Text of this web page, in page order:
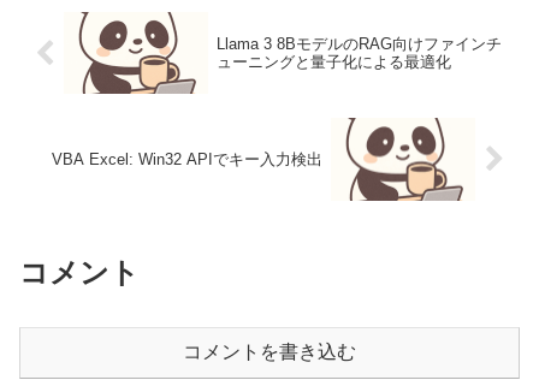
Llama 3 8BモデルのRAG向けファインチ
ューニングと量子化による最適化
VBA Excel: Win32 APIでキー入力検出
コメント
コメントを書き込む